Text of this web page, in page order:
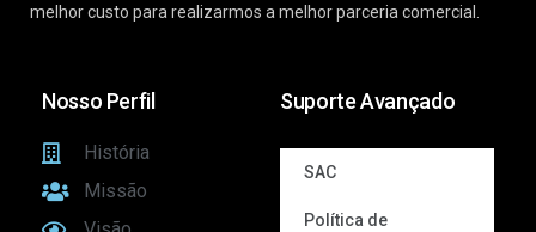
melhor custo para realizarmos a melhor parceria comercial.
Nosso Perfil
História
Missão
Suporte Avançado
SAC
Política de